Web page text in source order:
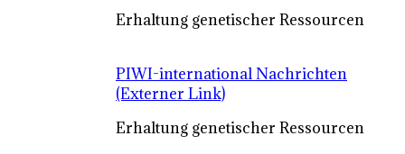
Erhaltung genetischer Ressourcen
PIWI-international Nachrichten
(Externer Link)
Erhaltung genetischer Ressourcen